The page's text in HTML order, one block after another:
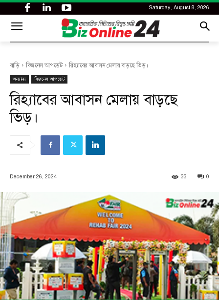
Saturday, August 8, 2026
বাড়ি বিজনেস আপডেট রিহ্যাবের আবাসন মেলায় বাড়ছে ভিড়।
অন্যান্য বিজনেস আপডেট
রিহ্যাবের আবাসন মেলায় বাড়ছে
ভিড়।
December 26, 2024 0
33